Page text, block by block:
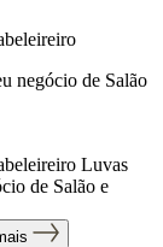
negócio de Salão
Luvas
de Salão e